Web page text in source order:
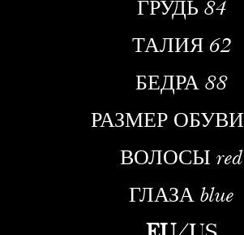
ГРУДЬ 84
ТАЛИЯ 62
БЕДРА 88
РАЗМЕР ОБУВИ
ВОЛОСЫ red
ГЛАЗА blue